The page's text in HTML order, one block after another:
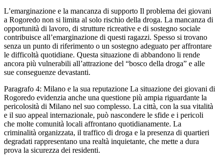
L’emarginazione e la mancanza di supporto Il problema dei giovani
a Rogoredo non si limita al solo rischio della droga. La mancanza di
opportunità di lavoro, di strutture ricreative e di sostegno sociale
contribuisce all’emarginazione di questi ragazzi. Spesso si trovano
senza un punto di riferimento o un sostegno adeguato per affrontare
le difficoltà quotidiane. Questa situazione di abbandono li rende
ancora più vulnerabili all’attrazione del “bosco della droga” e alle
sue conseguenze devastanti.
Paragrafo 4: Milano e la sua reputazione La situazione dei giovani di
Rogoredo evidenzia anche una questione più ampia riguardante la
pericolosità di Milano nel suo complesso. La città, con la sua vitalità
e il suo appeal internazionale, può nascondere le sfide e i pericoli
che molte comunità locali affrontano quotidianamente. La
criminalità organizzata, il traffico di droga e la presenza di quartieri
degradati rappresentano una realtà inquietante, che mette a dura
prova la sicurezza dei residenti.